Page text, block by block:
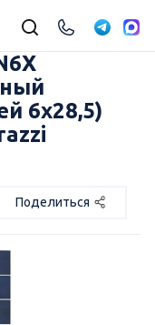
6х28,5)
Поделиться